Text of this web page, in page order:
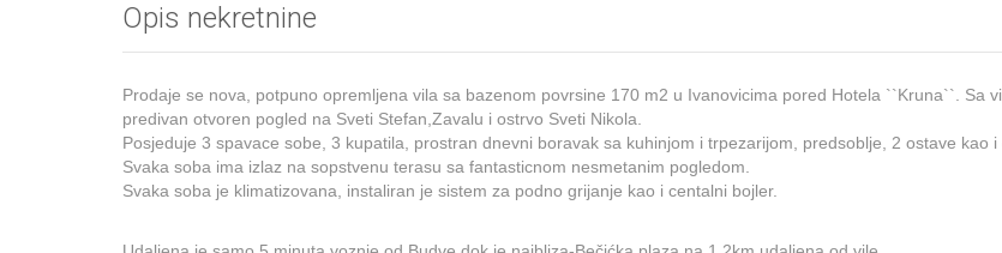
Opis nekretnine
Prodaje se nova, potpuno opremljena vila sa bazenom povrsine 170 m2 u Ivanovicima pored Hotela ``Kruna``. Sa
predivan otvoren pogled na Sveti Stefan,Zavalu i ostrvo Sveti Nikola.
Posjeduje 3 spavace sobe, 3 kupatila, prostran dnevni boravak sa kuhinjom i trpezarijom, predsoblje, 2 ostave kao i
Svaka soba ima izlaz na sopstvenu terasu sa fantasticnom nesmetanim pogledom.
Svaka soba je klimatizovana, instaliran je sistem za podno grijanje kao i centalni bojler.